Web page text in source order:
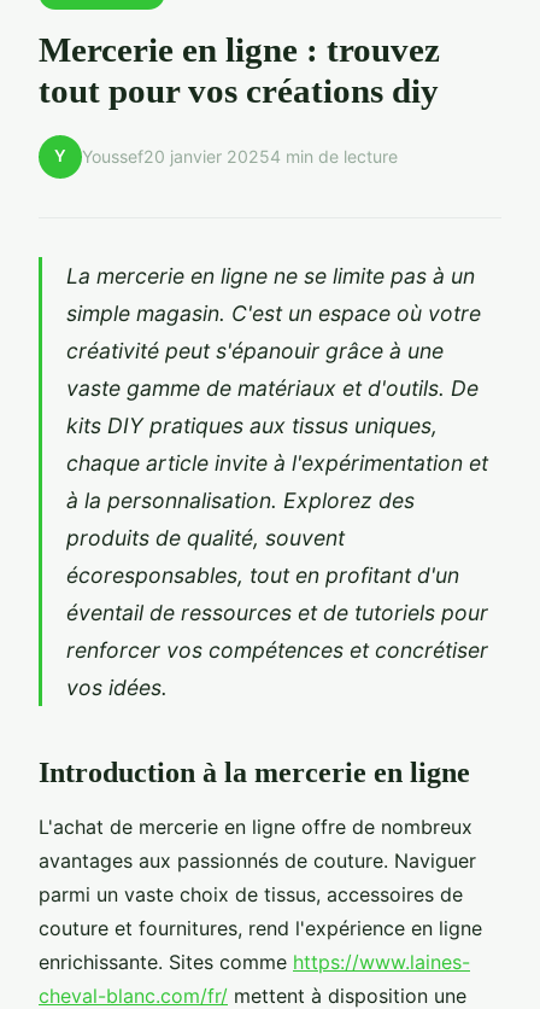
Mercerie en ligne : trouvez
tout pour vos créations diy
Y Youssef20 janvier 20254 min de lecture
La mercerie en ligne ne se limite pas à un
simple magasin. C'est un espace où votre
créativité peut s'épanouir grâce à une
vaste gamme de matériaux et d'outils. De
kits DIY pratiques aux tissus uniques,
chaque article invite à l'expérimentation et
à la personnalisation. Explorez des
produits de qualité, souvent
écoresponsables, tout en profitant d'un
éventail de ressources et de tutoriels pour
renforcer vos compétences et concrétiser
vos idées.
Introduction à la mercerie en ligne
L'achat de mercerie en ligne offre de nombreux
avantages aux passionnés de couture. Naviguer
parmi un vaste choix de tissus, accessoires de
couture et fournitures, rend l'expérience en ligne
enrichissante. Sites comme https://www.laines-
cheval-blanc.com/fr/ mettent à disposition une